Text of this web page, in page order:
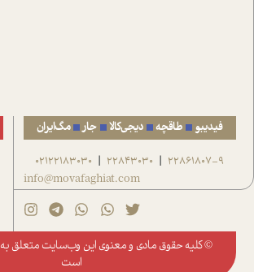
فیدیبو طاقچه دیجی‌کالا جار مگ‌ایران
22861807-9
|
22843030
|
02122183030
info@movafaghiat.com
© کلیه حقوق مادی و معنوی این وب‌سایت متعلق به
است